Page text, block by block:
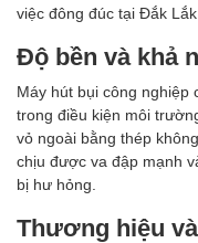
việc đông đúc tại Đắk Lắk.
Độ bền và khả
Máy hút bụi công nghiệp
trong điều kiện môi
vỏ ngoài bằng thép
chịu được va đập mạnh
bị hư hỏng.
Thương hiệu